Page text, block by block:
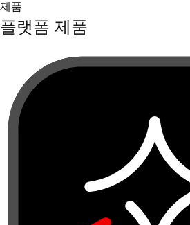
제품
플랫폼 제품